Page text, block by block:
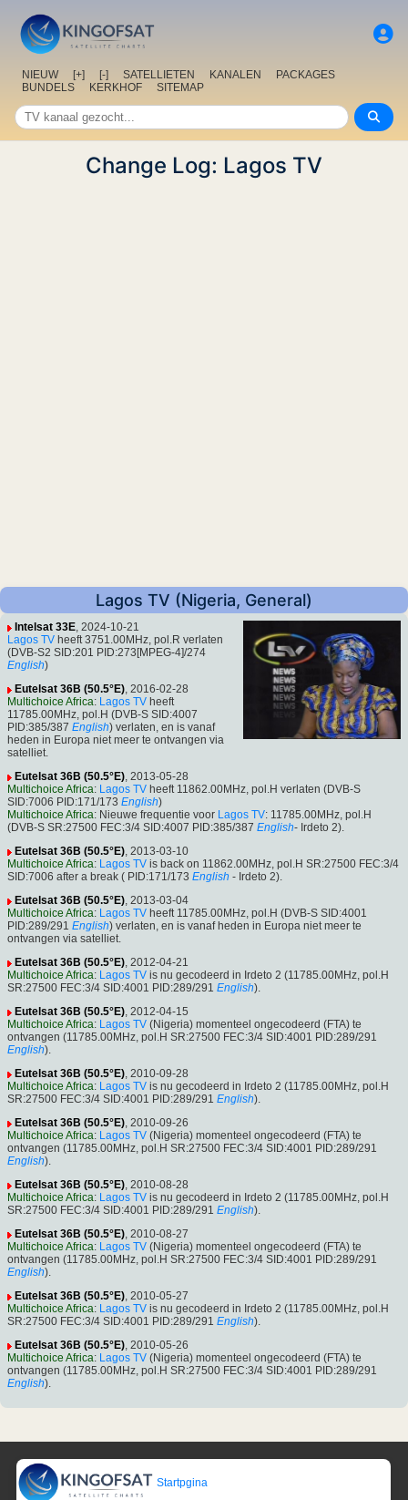
NIEUW [+] [-] SATELLIETEN KANALEN
PACKAGES
BUNDELS
KERKHOF SITEMAP
Change Log: Lagos TV
Lagos TV (Nigeria, General)
Intelsat 33E, 2024-10-21
Lagos TV heeft 3751.00MHz, pol.R verlaten
(DVB-S2 SID:201 PID:273[MPEG-4]/274
English)
Eutelsat 36B (50.5°E), 2016-02-28
Multichoice Africa: Lagos TV heeft
11785.00MHz, pol.H (DVB-S SID:4007
PID:385/387 English) verlaten, en is vanaf
heden in Europa niet meer te ontvangen via
satelliet.
Eutelsat 36B (50.5°E), 2013-05-28
Multichoice Africa: Lagos TV heeft 11862.00MHz, pol.H verlaten (DVB-S
SID:7006 PID:171/173 English)
Multichoice Africa: Nieuwe frequentie voor Lagos TV: 11785.00MHz, pol.H
(DVB-S SR:27500 FEC:3/4 SID:4007 PID:385/387 English- Irdeto 2).
Eutelsat 36B (50.5°E), 2013-03-10
Multichoice Africa: Lagos TV is back on 11862.00MHz, pol.H SR:27500 FEC:3/4
SID:7006 after a break ( PID:171/173 English - Irdeto 2).
Eutelsat 36B (50.5°E), 2013-03-04
Multichoice Africa: Lagos TV heeft 11785.00MHz, pol.H (DVB-S SID:4001
PID:289/291 English) verlaten, en is vanaf heden in Europa niet meer te
ontvangen via satelliet.
Eutelsat 36B (50.5°E), 2012-04-21
Multichoice Africa: Lagos TV is nu gecodeerd in Irdeto 2 (11785.00MHz, pol.H
SR:27500 FEC:3/4 SID:4001 PID:289/291 English).
Eutelsat 36B (50.5°E), 2012-04-15
Multichoice Africa: Lagos TV (Nigeria) momenteel ongecodeerd (FTA) te
ontvangen (11785.00MHz, pol.H SR:27500 FEC:3/4 SID:4001 PID:289/291
English).
Eutelsat 36B (50.5°E), 2010-09-28
Multichoice Africa: Lagos TV is nu gecodeerd in Irdeto 2 (11785.00MHz, pol.H
SR:27500 FEC:3/4 SID:4001 PID:289/291 English).
Eutelsat 36B (50.5°E), 2010-09-26
Multichoice Africa: Lagos TV (Nigeria) momenteel ongecodeerd (FTA) te
ontvangen (11785.00MHz, pol.H SR:27500 FEC:3/4 SID:4001 PID:289/291
English).
Eutelsat 36B (50.5°E), 2010-08-28
Multichoice Africa: Lagos TV is nu gecodeerd in Irdeto 2 (11785.00MHz, pol.H
SR:27500 FEC:3/4 SID:4001 PID:289/291 English).
Eutelsat 36B (50.5°E), 2010-08-27
Multichoice Africa: Lagos TV (Nigeria) momenteel ongecodeerd (FTA) te
ontvangen (11785.00MHz, pol.H SR:27500 FEC:3/4 SID:4001 PID:289/291
English).
Eutelsat 36B (50.5°E), 2010-05-27
Multichoice Africa: Lagos TV is nu gecodeerd in Irdeto 2 (11785.00MHz, pol.H
SR:27500 FEC:3/4 SID:4001 PID:289/291 English).
Eutelsat 36B (50.5°E), 2010-05-26
Multichoice Africa: Lagos TV (Nigeria) momenteel ongecodeerd (FTA) te
ontvangen (11785.00MHz, pol.H SR:27500 FEC:3/4 SID:4001 PID:289/291
English).
Startpgina